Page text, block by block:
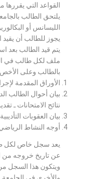
القواعد التي
يلتحق الطالب
الليسانس أو
يجوز للطالب أن
يتم قيد الطالب بعد
ملف لكل طالب في
بالطالب وعلى
الأوراق المقدمة
بيان أحوال الطالب
نتائح الامتحانات ـ
بيان العقوبات
أوجه النشاط
يعد سجل خاص لكل
عن تاريخ خروجه من
ويتكون هذا السجل
والأخرى في الجامعة.